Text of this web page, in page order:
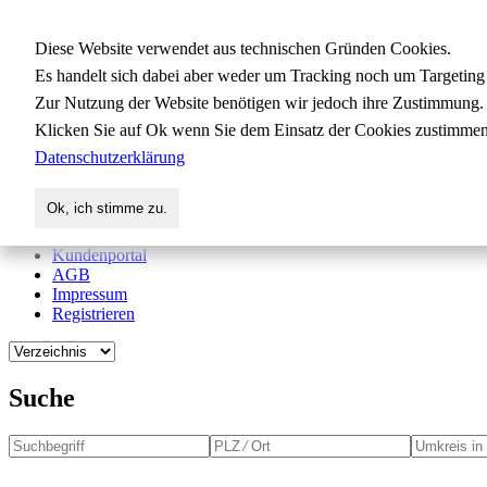
Gewerbedatenbank.org
für Handwerk, Dienstleistung,
Verzeichnis
Kundenportal
AGB
Impressum
Registrieren
Suche
Diese Website verwendet aus technischen Gründen Cookies.
Es handelt sich dabei aber weder um Tracking noch um
Zur Nutzung der Website benötigen wir jedoch ihre Zustimmung.
Klicken Sie auf Ok wenn Sie dem Einsatz der Cookies
Datenschutzerklärung
Ok, ich stimme zu.